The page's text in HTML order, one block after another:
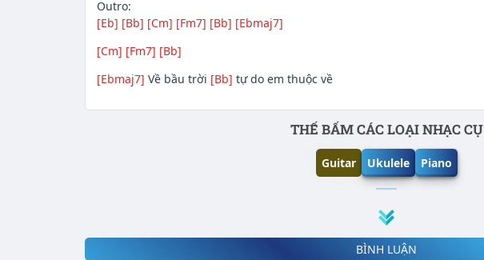
Outro:
[Eb] [Bb] [Cm] [Fm7] [Bb] [Ebmaj7]
[Cm] [Fm7] [Bb]
[Ebmaj7] Về bầu trời [Bb] tự do em thuộc về
THẾ BẤM CÁC LOẠI NHẠC CỤ
Guitar Ukulele Piano
BÌNH LUẬN